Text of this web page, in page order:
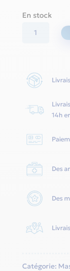
En stock
quantité
FF
Loewenstein
14h
Des
Des
Catégorie: